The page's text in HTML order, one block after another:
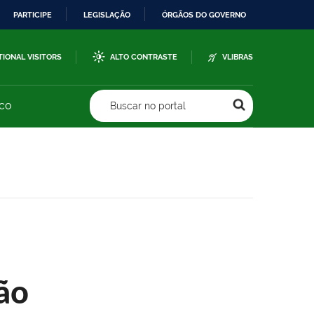
PARTICIPE LEGISLAÇÃO ÓRGÃOS DO GOVERNO
VISITORS ALTO CONTRASTE VLIBRAS
Buscar no portal